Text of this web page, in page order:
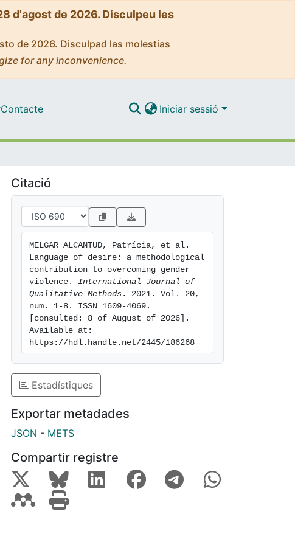
d'agost de 2026. Disculpeu les
de 2026. Disculpad las molestias
for any inconvenience.
Contacte Iniciar sessió
Citació
MELGAR ALCANTUD, Patrícia, et al.
Language of desire: a methodological
contribution to overcoming gender
violence. International Journal of
Qualitative Methods . 2021. Vol. 20,
num. 1-8. ISSN 1609-4069.
[consulted: 8 of August of 2026].
Available at:
https://hdl.handle.net/2445/186268
Estadístiques
Exportar metadades
JSON - METS
Compartir registre